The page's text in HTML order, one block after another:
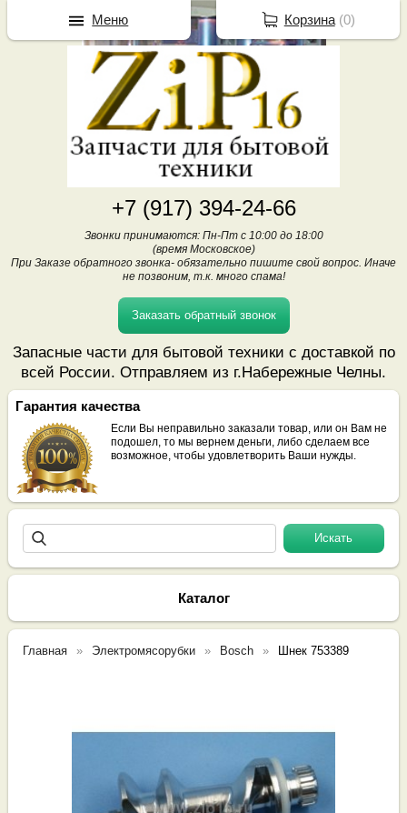
+7 (917) 394-24-66
Звонки принимаются: Пн-Пт с 10:00 до 18:00
(время Московское)
При Заказе обратного звонка- обязательно пишите свой вопрос. Иначе
не позвоним, т.к. много спама!
Заказать обратный звонок
Запасные части для бытовой техники с доставкой по
всей России. Отправляем из г.Набережные Челны.
Гарантия качества
Если Вы неправильно заказали товар, или он Вам не
подошел, то мы вернем деньги, либо сделаем все
возможное, чтобы удовлетворить Ваши нужды.
Каталог
Главная Электромясорубки Bosch Шнек 753389
Корзина(0)
Меню